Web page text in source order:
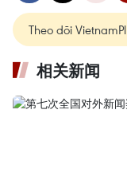
Theo dõi
相关新闻